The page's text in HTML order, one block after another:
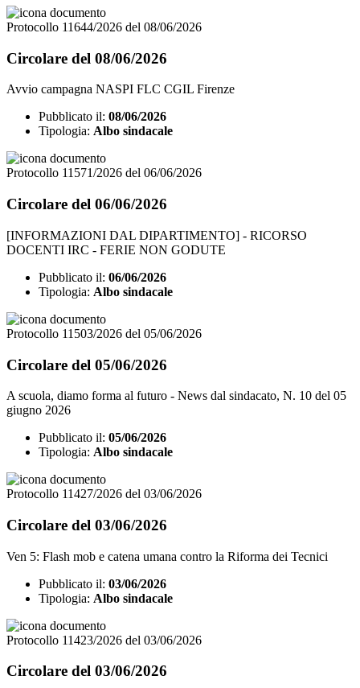
Protocollo 11644/2026 del 08/06/2026
Circolare del 08/06/2026
Avvio campagna NASPI FLC CGIL Firenze
Pubblicato il: 08/06/2026
Tipologia: Albo sindacale
Protocollo 11571/2026 del 06/06/2026
Circolare del 06/06/2026
[INFORMAZIONI DAL DIPARTIMENTO] - RICORSO
DOCENTI IRC - FERIE NON GODUTE
Pubblicato il: 06/06/2026
Tipologia: Albo sindacale
Protocollo 11503/2026 del 05/06/2026
Circolare del 05/06/2026
A scuola, diamo forma al futuro - News dal sindacato, N. 10 del 05
giugno 2026
Pubblicato il: 05/06/2026
Tipologia: Albo sindacale
Protocollo 11427/2026 del 03/06/2026
Circolare del 03/06/2026
Ven 5: Flash mob e catena umana contro la Riforma dei Tecnici
Pubblicato il: 03/06/2026
Tipologia: Albo sindacale
Protocollo 11423/2026 del 03/06/2026
Circolare del 03/06/2026